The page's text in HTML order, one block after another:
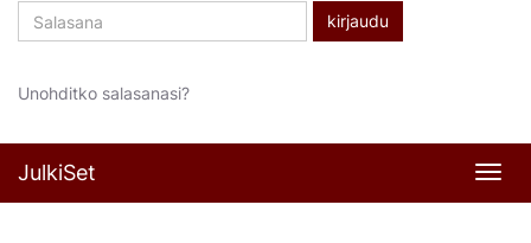
Salasana
Unohditko salasanasi?
JulkiSet